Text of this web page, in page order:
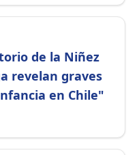
de la Niñez
revelan graves
en Chile"